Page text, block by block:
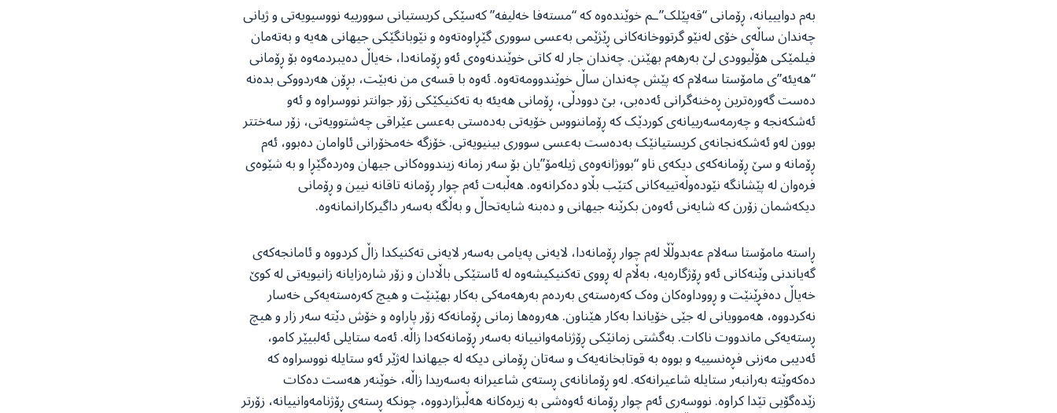
بەم دوایییانە، ڕۆمانی “قەپێلک”ـم خوێندەوە کە “مستەفا خەلیفە” کەسێکی کریستیانی سوورییە نووسیویەتی و ژیانی
چەندان ساڵەی خۆی لەنێو گرتووخانەکانی ڕێژێمی بەعسی سووری گێڕاوەتەوە و نێوبانگێکی جیهانی هەیە و بەتەمان
فیلمێکی هۆڵیوودی لێ بەرهەم بهێنن. چەندان جار لە کاتی خوێندنەوەی ئەو ڕۆمانەدا، خەیاڵ دەیبردمەوە بۆ ڕۆمانی
“هەیئە”ی مامۆستا سەلام کە پێش چەندان ساڵ خوێندوومەتەوە. ئەوە با قسەی من نەبێت، بڕۆن هەردووکی بدەنە
دەست گەورەترین ڕەخنەگرانی ئەدەبی، بێ دوودڵی، ڕۆمانی هەیئە بە تەکنیکێکی زۆر جوانتر نووسراوە و ئەو
ئەشکەنجە و چەرمەسەرییانەی کوردێک کە ڕۆماننووس خۆیەتی بەدەستی بەعسی عێراقی چەشتوویەتی، زۆر سەختتر
بوون لەو ئەشکەنجانەی کریستیانێک بەدەست بەعسی سووری بینیویەتی. خۆزگە خەمخۆرانی ئاوامان دەبوو، ئەم
ڕۆمانە و سێ ڕۆمانەکەی دیکەی ناو “بووژانەوەی ژیلەمۆ”یان بۆ سەر زمانە زیندووەکانی جیهان وەردەگێڕا و بە شێوەی
فرەوان لە پێشانگە نێودەوڵەتییەکانی کتێب بڵاو دەکرانەوە. هەڵبەت ئەم چوار ڕۆمانە تاقانە نیین و ڕۆمانی
دیکەشمان زۆرن کە شایەنی ئەوەن بکرێنە جیهانی و دەبنە شایەتحاڵ و بەڵگە بەسەر داگیرکارانمانەوە.
ڕاستە مامۆستا سەلام عەبدوڵڵا لەم چوار ڕۆمانەدا، لایەنی پەیامی بەسەر لایەنی تەکنیکدا زاڵ کردووە و ئامانجەکەی
گەیاندنی وێنەکانی ئەو ڕۆژگارەیە، بەڵام لە ڕووی تەکنیکیشەوە لە ئاستێکی باڵادان و زۆر شارەزایانە زانیویەتی لە کوێ
خەیاڵ دەفڕێنێت و ڕووداوەکان وەک کەرەستەی بەردەم بەرهەمەکی بەکار بهێنێت و هیچ کەرەستەیەکی خەسار
نەکردووە، هەموویانی لە جێی خۆیاندا بەکار هێناون. هەروەها زمانی ڕۆمانەکە زۆر پاراوە و خۆش دێتە سەر زار و هیچ
ڕستەیەکی ماندووت ناکات. بەگشتی زمانێکی ڕۆژنامەوانییانە بەسەر ڕۆمانەکەدا زاڵە. ئەمە ستایلی ئەلبیێر کامو،
ئەدیبی مەزنی فڕەنسییە و بووە بە قوتابخانەیەک و سەتان ڕۆمانی دیکە لە جیهاندا لەژێر ئەو ستایلە نووسراوە کە
دەکەوێتە بەرانبەر ستایلە شاعیرانەکە. لەو ڕۆمانانەی ڕستەی شاعیرانە بەسەریدا زاڵە، خوێنەر هەست دەکات
زێدەگۆیی تێدا کراوە. نووسەری ئەم چوار ڕۆمانە ئەوەشی بە زیرەکانە هەڵبژاردووە، چونکە ڕستەی ڕۆژنامەوانییانە، زۆرتر